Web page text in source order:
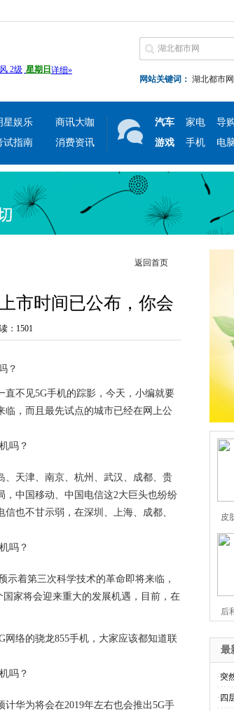
网站关键词： 湖北都市网
星娱乐
商讯大咖
试指南 消费资讯
汽车 家电 导
游戏
手机 电
返回首页
市时间已公布，你会
：1501
？
直不见5G手机的踪影，今天，小编就要
临，而且最先试点的城市已经在网上公
、天津、南京、杭州、武汉、成都、贵
，中国移动、中国电信这2大巨头也纷纷
也不甘示弱，在深圳、上海、成都、
示着第三次科学技术的革命即将来临，
家将会迎来重大的发展机遇，目前，在
络的骁龙855手机，大家应该都知道联
华为将会在2019年左右也会推出5G手
皮
后
最
·突
· 四